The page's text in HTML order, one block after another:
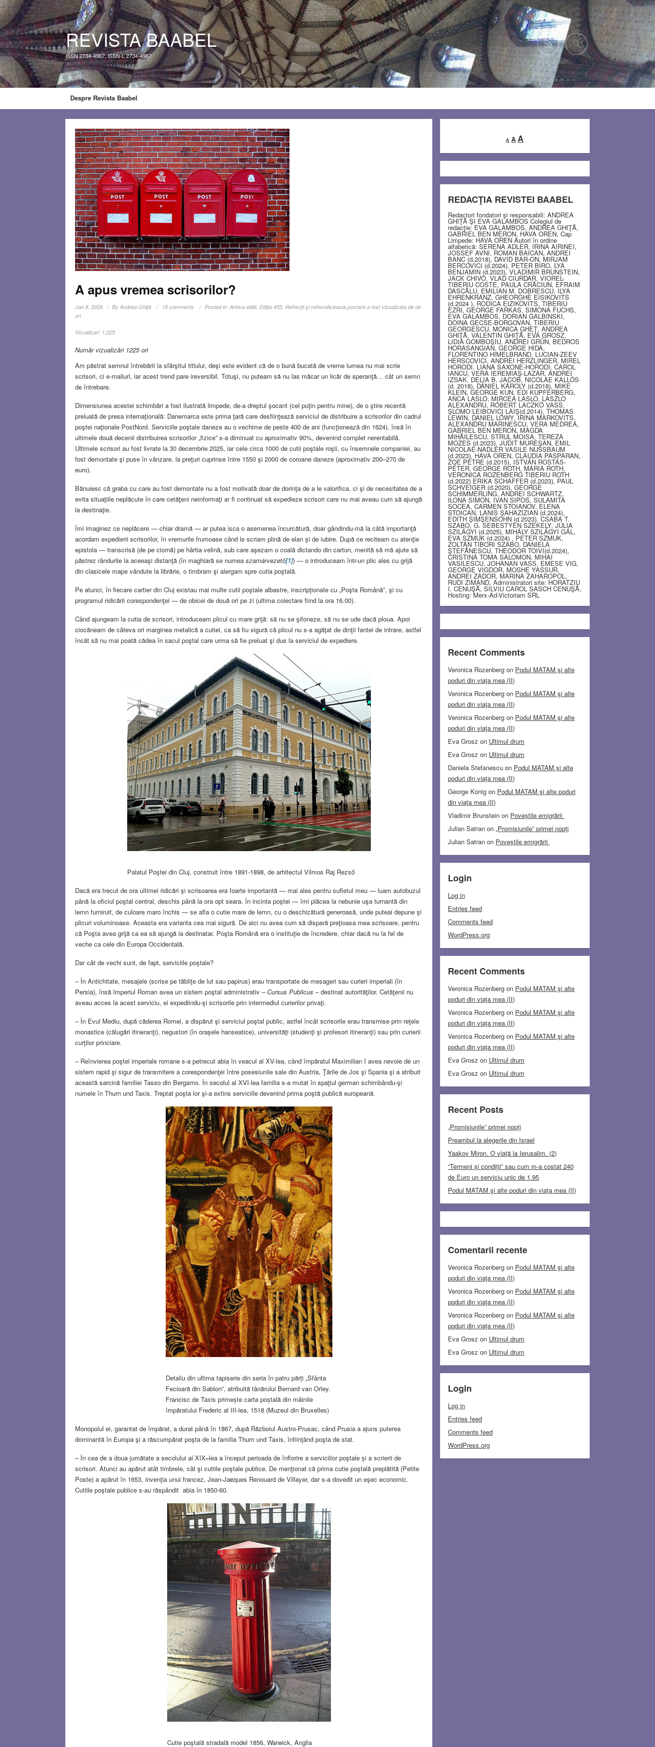
REVISTA BAABEL
ISSN 2734-4967, ISSN-L 2734-4967
Despre Revista Baabel
A apus vremea scrisorilor?
Jan 8, 2026 ByAndrea Ghiţă 19 comments Posted in:Arhiva editii,Ediţia 455,Reflecţii şi reflexiiAceasta postare a fost vizualizata de de
ori
Vizualizari: 1,225
Număr vizualizări 1225 ori
Am păstrat semnul întrebării la sfârşitul titlului, deşi este evident că de o bună bucată de vreme lumea nu mai scrie
scrisori, ci e-mailuri, iar acest trend pare ireversibil. Totuşi, nu puteam să nu las măcar un licăr de speranţă… cât un semn
de întrebare.
Dimensiunea acestei schimbări a fost ilustrată limpede, de-a dreptul şocant (cel puţin pentru mine), de o ştire recentă
preluată de presa internaţională: Danemarca este prima ţară care desfiinţează serviciul de distribuire a scrisorilor din cadrul
poştei naţionale PostNord. Serviciile poştale daneze au o vechime de peste 400 de ani (funcţionează din 1624), însă în
ultimele două decenii distribuirea scrisorilor „fizice” s-a diminuat cu aproximativ 90%, devenind complet nerentabilă.
Ultimele scrisori au fost livrate la 30 decembrie 2025, iar cele circa 1000 de cutii poştale roşii, cu însemnele companiei, au
fost demontate şi puse în vânzare, la preţuri cuprinse între 1550 şi 2000 de coroane daneze (aproximativ 200–270 de
euro).
Bănuiesc că graba cu care au fost demontate nu a fost motivată doar de dorinţa de a le valorifica, ci şi de necesitatea de a
evita situaţiile neplăcute în care cetăţeni neinformaţi ar fi continuat să expedieze scrisori care nu mai aveau cum să ajungă
la destinaţie.
Îmi imaginez ce neplăcere — chiar dramă — ar putea isca o asemenea încurcătură, doar gândindu-mă la câtă importanţă
acordam expedierii scrisorilor, în vremurile frumoase când le scriam plină de elan şi de iubire. După ce reciteam cu atenţie
epistola — transcrisă (de pe ciornă) pe hârtia velină, sub care aşezam o coală dictando din carton, menită să mă ajute să
păstrez rândurile la aceeaşi distanţă (în maghiară se numeaszamárvezető[1]) — o introduceam într-un plic ales cu grijă
din clasicele mape vândute la librărie, o timbram şi alergam spre cutia poştală.
Pe atunci, în fiecare cartier din Cluj existau mai multe cutii poştale albastre, inscripţionate cu „Poşta Română”, şi cu
programul ridicării corespondenţei — de obicei de două ori pe zi (ultima colectare fiind la ora 16.00).
Când ajungeam la cutia de scrisori, introduceam plicul cu mare grijă: să nu se şifoneze, să nu se ude dacă ploua. Apoi
ciocăneam de câteva ori marginea metalică a cutiei, ca să fiu sigură că plicul nu s-a agăţat de dinţii fantei de intrare, astfel
încât să nu mai poată cădea în sacul poştal care urma să fie preluat şi dus la serviciul de expediere.
Palatul Poştei din Cluj, construit între 1891-1898, de arhitectul Vilmos Raj Rezső
Dacă era trecut de ora ultimei ridicări şi scrisoarea era foarte importantă — mai ales pentru sufletul meu — luam autobuzul
până la oficiul poştal central, deschis până la ora opt seara. În incinta poştei — îmi plăcea la nebunie uşa turnantă din
lemn furniruit, de culoare maro închis — se afla o cutie mare de lemn, cu o deschizătură generoasă, unde puteai depune şi
plicuri voluminoase. Aceasta era varianta cea mai sigură. De aici nu avea cum să dispară preţioasa mea scrisoare, pentru
că Poşta avea grijă ca ea să ajungă la destinatar. Poşta Română era o instituţie de încredere, chiar dacă nu la fel de
veche ca cele din Europa Occidentală.
Dar cât de vechi sunt, de fapt, serviciile poştale?
– În Antichitate, mesajele (scrise pe tăbliţe de lut sau papirus) erau transportate de mesageri sau curieri imperiali (în
Persia), însă Imperiul Roman avea un sistem poştal administrativ –Cursus Publicus – destinat autorităţilor. Cetăţenii nu
aveau acces la acest serviciu, ei expediindu-şi scrisorile prin intermediul curierilor privaţi.
– În Evul Mediu, după căderea Romei, a dispărut şi serviciul poştal public, astfel încât scrisorile erau transmise prin reţele
monastice (călugări itineranţi), negustori (în oraşele hanseatice), universităţi (studenţi şi profesori itineranţi) sau prin curierii
curţilor princiare.
– Reînvierea poştei imperiale romane s-a petrecut abia în veacul al XV-lea, când împăratul Maximilian I avea nevoie de un
sistem rapid şi sigur de transmitere a corespondenţei între posesiunile sale din Austria, Ţările de Jos şi Spania şi a atribuit
această sarcină familiei Tasso din Bergamo. În secolul al XVI-lea familia s-a mutat în spaţiul german schimbându-şi
numele în Thurn und Taxis. Treptat poşta lor şi-a extins serviciile devenind prima poştă publică europeană.
Detaliu din ultima tapiserie din seria în patru părți „Sfânta
Fecioară din Sablon”, atribuită tânărului Bernard van Orley.
Francisc de Taxis primește carta poștală din mâinile
împăratului Frederic al III-lea, 1518 (Muzeul din Bruxelles)
Monopolul ei, garantat de împărat, a durat până în 1867, după Războiul Austro-Prusac, când Prusia a ajuns puterea
dominantă în Europa şi a răscumpărat poşta de la familia Thurn und Taxis, înfiinţând poşta de stat.
– În cea de a doua jumătate a secolului al XIX–lea a început perioada de înflorire a serviciilor poştale şi a scrierii de
scrisori. Atunci au apărut atât timbrele, cât şi cutiile poştale publice. De menţionat că prima cutie poştală preplătită (Petite
Poste) a apărut în 1653, invenţia unui francez, Jean-Jacques Renouard de Villayer, dar s-a dovedit un eşec economic.
Cutiile poştale publice s-au răspândit abia în 1850-60.
Cutie poştală stradală model 1856, Warwick, Anglia
A
Decrease
font
A Reset
AIncrease
font
REDACŢIA REVISTEI BAABEL
Redactori fondatori şi responsabili: ANDREA
GHIŢĂ ŞI EVA GALAMBOS Colegiul de
redacţie: EVA GALAMBOS, ANDREA GHIŢĂ,
GABRIEL BEN MERON, HAVA OREN, Cap
Limpede: HAVA OREN Autori în ordine
alfabetică: SERENA ADLER, IRINA AIRINEI,
JOSSEF AVNI, ROMAN BAICAN, ANDREI
BANC (d.2018), DAVID BAR-ON, MIRJAM
BERCOVICI (d.2024), PETER BIRO, LYA
BENJAMIN (d.2023), VLADIMIR BRUNSTEIN,
JACK CHIVO, VLAD CIURDAR, VIOREL-
TIBERIU COSTE, PAULA CRĂCIUN, EFRAIM
DASCĂLU, EMILIAN M. DOBRESCU, ILYA
EHRENKRANZ, GHEORGHE EISIKOVITS
(d.2024 ), RODICA EIZIKOVITS, TIBERIU
EZRI, GEORGE FARKAS, SIMONA FUCHS,
EVA GALAMBOS, DORIAN GALBINSKI,
DOINA GECSE-BORGOVAN, TIBERIU
GEORGESCU, MONICA GHEŢ, ANDREA
GHIŢĂ, VALENTIN GHIŢĂ, EVA GROSZ,
LIDIA GOMBOŞIU, ANDREI GRÜN, BEDROS
HORASANGIAN, GEORGE HIDA,
FLORENTINO HIMELBRAND, LUCIAN-ZEEV
HERSCOVICI, ANDREI HERZLINGER, MIREL
HORODI, LIANA SAXONE-HORODI, CAROL
IANCU, VERA IEREMIAŞ-LAZAR, ANDREI
IZSAK, DELIA B. JACOB, NICOLAE KALLÓS
(d. 2018), DÁNIEL KÁROLY (d.2018), MIKE
KLEIN, GEORGE KUN, EDI KUPFERBERG,
ANCA LASLO, MIRCEA LASLO, LASZLO
ALEXANDRU, RÓBERT LACZKÓ VASS,
ŞLOMO LEIBOVICI LAIŞ(d.2014), THOMAS
LEWIN, DANIEL LŐWY, IRINA MARKOVITS,
ALEXANDRU MARINESCU, VERA MEDREA,
GABRIEL BEN MERON, MAGDA
MIHĂILESCU, STRUL MOISA, TEREZA
MOZES (d.2023), JUDIT MUREŞAN, EMIL
NICOLAE-NADLER VASILE NUSSBAUM
(d.2023), HAVA OREN, CLAUDIA PASPARAN,
ZOE PETRE (d.2015), ISTVÁN ROSTÁS-
PÉTER, GEORGE ROTH, MARIA ROTH,
VERONICA ROZENBERG TIBERIU ROTH
(d.2022) ERIKA SCHAFFER (d.2023), PAUL
SCHVEIGER (d.2020), GEORGE
SCHIMMERLING, ANDREI SCHWARTZ,
ILONA SIMON, IVAN SIPOS, SULAMITA
SOCEA, CARMEN STOIANOV, ELENA
STOICAN, LANIS ŞAHAZIZIAN (d.2024),
EDITH ŞIMŞENSOHN (d.2023), CSABA T.
SZABO, G. SEBESTYEN SZEKELY, JÚLIA
SZILÁGYI (d.2025), MIHÁLY SZILÁGYI GÁL,
EVA SZMUK (d.2024) , PETER SZMUK,
ZOLTÁN TIBORI SZABO, DANIELA
ŞTEFĂNESCU, THEODOR TOIVI(d.2024),
CRISTINA TOMA SALOMON, MIHAI
VASILESCU, JOHANAN VASS, EMESE VIG,
GEORGE VIGDOR, MOSHE YASSUR,
ANDREI ZADOR, MARINA ZAHAROPOL,
RUDI ZIMAND, Administratori site: HORATZIU
I. CENUŞĂ, SILVIU CAROL SASCH CENUŞĂ,
Hosting: Merx-Ad-Victoriam SRL
Recent Comments
Veronica Rozenberg on Podul MATAM şi alte
poduri din viaţa mea (II)
Veronica Rozenberg on Podul MATAM şi alte
poduri din viaţa mea (II)
Veronica Rozenberg on Podul MATAM şi alte
poduri din viaţa mea (II)
Eva Grosz on Ultimul drum
Eva Grosz on Ultimul drum
Daniela Stefanescu on Podul MATAM şi alte
poduri din viaţa mea (II)
George Konig on Podul MATAM şi alte poduri
din viaţa mea (II)
Vladimir Brunstein on Poveștile emigrării
Julian Satran on„Promisiunile” primei nopți
Julian Satran on Poveștile emigrării
Login
Log in
Entries feed
Comments feed
WordPress.org
Recent Comments
Veronica Rozenberg on Podul MATAM şi alte
poduri din viaţa mea (II)
Veronica Rozenberg on Podul MATAM şi alte
poduri din viaţa mea (II)
Veronica Rozenberg on Podul MATAM şi alte
poduri din viaţa mea (II)
Eva Grosz on Ultimul drum
Eva Grosz on Ultimul drum
Recent Posts
„Promisiunile” primei nopți
Preambul la alegerile din Israel
Yaakov Miron. O viață la Ierusalim. (2)
“Termeni și condiții” sau cum m-a costat 240
de Euro un serviciu unic de 1.95
Podul MATAM şi alte poduri din viaţa mea (II)
Comentarii recente
Veronica Rozenberg on Podul MATAM şi alte
poduri din viaţa mea (II)
Veronica Rozenberg on Podul MATAM şi alte
poduri din viaţa mea (II)
Veronica Rozenberg on Podul MATAM şi alte
poduri din viaţa mea (II)
Eva Grosz on Ultimul drum
Eva Grosz on Ultimul drum
Login
Log in
Entries feed
Comments feed
WordPress.org